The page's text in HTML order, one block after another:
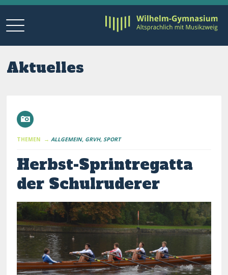
Aktuelles
THEMEN → ALLGEMEIN GRVH SPORT
Herbst-Sprintregatta
der Schulruderer